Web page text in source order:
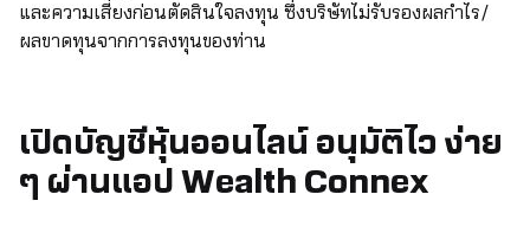
และความเสี่ยงก่อนตัดสินใจลงทุน ซึ่งบริษัทไม่รับรองผลกำไร/
ผลขาดทุนจากการลงทุนของท่าน
เปิดบัญชีหุ้นออนไลน์ อนุมัติไว ง่าย
ๆ ผ่านแอป Wealth Connex